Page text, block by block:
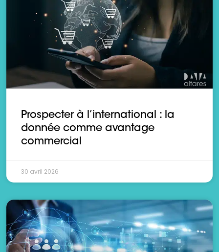
Prospecter à l’international : la
donnée comme avantage
commercial
30 avril 2026